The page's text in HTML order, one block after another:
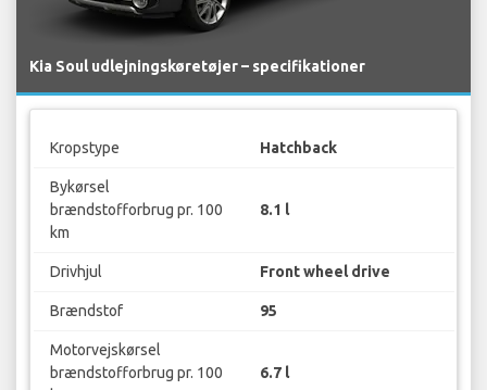
Kia Soul udlejningskøretøjer – specifikationer
Kropstype Hatchback
Bykørsel
brændstofforbrug pr. 100
km
8.1 l
Drivhjul Front wheel drive
Brændstof 95
Motorvejskørsel
brændstofforbrug pr. 100
6.7 l